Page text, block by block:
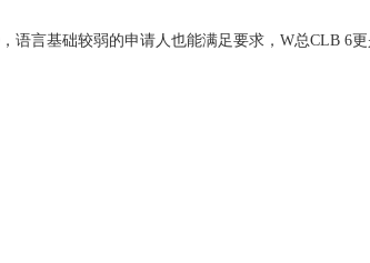
语言基础较弱的申请人也能满足要求，W总CLB 6